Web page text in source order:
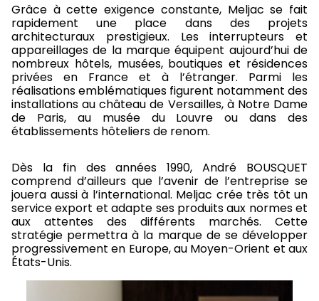
Grâce à cette exigence constante, Meljac se fait
rapidement une place dans des projets
architecturaux prestigieux. Les interrupteurs et
appareillages de la marque équipent aujourd’hui de
nombreux hôtels, musées, boutiques et résidences
privées en France et à l’étranger. Parmi les
réalisations emblématiques figurent notamment des
installations au château de Versailles, à Notre Dame
de Paris, au musée du Louvre ou dans des
établissements hôteliers de renom.
Dès la fin des années 1990, André BOUSQUET
comprend d’ailleurs que l’avenir de l’entreprise se
jouera aussi à l’international. Meljac crée très tôt un
service export et adapte ses produits aux normes et
aux attentes des différents marchés. Cette
stratégie permettra à la marque de se développer
progressivement en Europe, au Moyen-Orient et aux
États-Unis.